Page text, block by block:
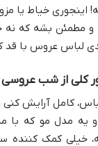
اینجوری خیاط یا
و مطمئن بشه که
لباس عروس با
کلی از شب عروسی
کامل آرایش
و یه مدل مو که
خیلی کمک کننده